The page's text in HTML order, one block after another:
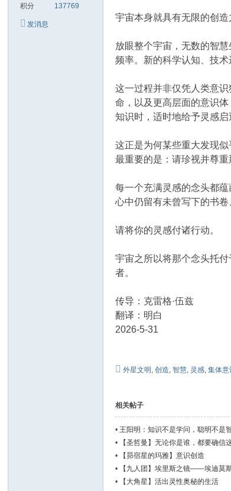
积分 137769
发消息
宇宙本身就具有无限的创造
放眼整个宇宙，无数的智
频率。新的科学认知、技
这一过程并非仅凭人类意
命，以及更高层面的意识
知识时，适时地给予灵感启
这正是为何某些重大发现
最重要的是：请珍视并尊重
每一个充满灵感的念头都
心中仍留有未曾写下的书
请将你的灵感付诸行动。
宇宙之所以将那个念头托
者。
传导：克雷格·伍兹
翻译：明白
2026-5-31
外星文明 ,创造,智慧, 灵感,集体意
相关帖子
• 王阳明：知识不是学问，聪明不是
•
【圣哲曼】无论你是谁，都要确信
•
【昴宿星的玛雅】意识创造
•
【九人团】埃里斯之镜——埃迪莫
•
【大角星】活出灵性奥秘的生活